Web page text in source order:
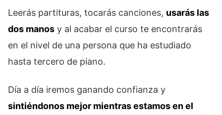
Leerás partituras, tocarás canciones, usarás las
dos manos y al acabar el curso te encontrarás
en el nivel de una persona que ha estudiado
hasta tercero de piano.
Día a día iremos ganando confianza y
sintiéndonos mejor mientras estamos en el